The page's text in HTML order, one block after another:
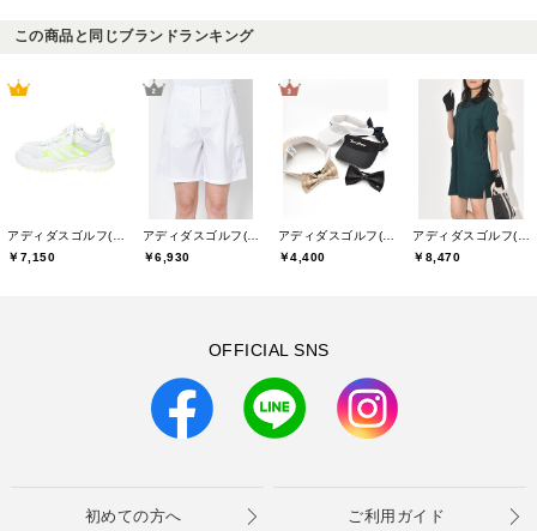
この商品と同じブランドランキング
アディダスゴルフ(adidas golf)
￥7,150
アディダスゴルフ(adidas golf)
￥6,930
アディダスゴルフ(adidas golf)
￥4,400
アディダスゴルフ(adidas golf)
￥8,470
OFFICIAL SNS
初めての方へ ご利用ガイド